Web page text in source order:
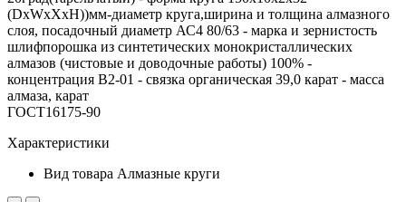
(DxWxXxH))мм-диаметр круга,ширина и толщина алмазного
слоя, посадочный диаметр АС4 80/63 - марка и зернистость
шлифпорошка из синтетических монокристаллических
алмазов (чистовые и доводочные работы) 100% -
концентрация В2-01 - связка органическая 39,0 карат - масса
алмаза, карат
ГОСТ16175-90
Характеристики
Вид товара Алмазные круги